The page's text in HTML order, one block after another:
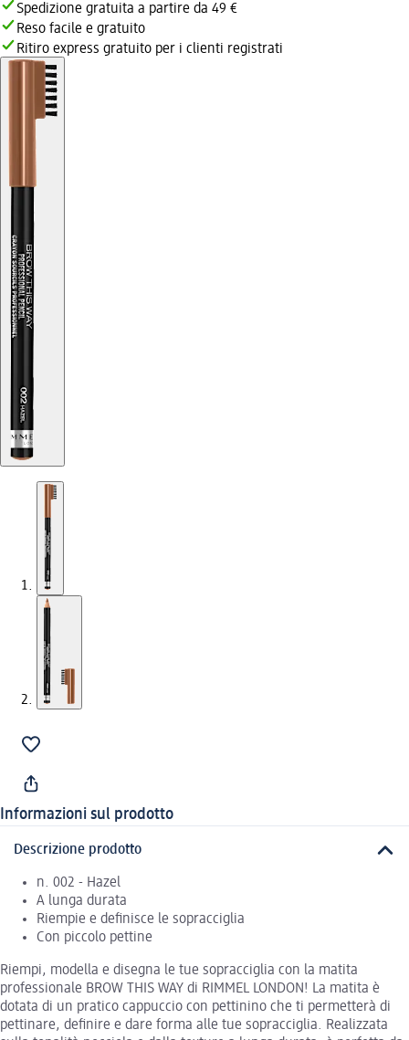
Spedizione gratuita a partire da 49 €
Reso facile e gratuito
Ritiro express gratuito per i clienti registrati
Informazioni sul prodotto
Descrizione prodotto
n. 002 - Hazel
A lunga durata
Riempie e definisce le sopracciglia
Con piccolo pettine
Riempi, modella e disegna le tue sopracciglia con la matita
professionale BROW THIS WAY di RIMMEL LONDON! La matita è
dotata di un pratico cappuccio con pettinino che ti permetterà di
pettinare, definire e dare forma alle tue sopracciglia. Realizzata